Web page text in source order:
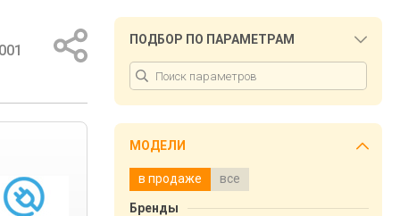
ПОДБОР ПО ПАРАМЕТРАМ
МОДЕЛИ
в продаже все
Бренды